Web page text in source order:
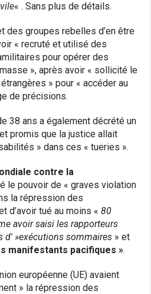
« . Sans plus de détails.
des groupes rebelles d’en être
« recruté et utilisé des
pour opérer des
», après avoir « sollicité le
» pour « accéder au
de précisions.
38 ans a également décrété un
promis que la justice allait
» dans ces « tueries ».
contre la
le pouvoir de « graves violation
la répression des
d’avoir tué au moins «80
avoir saisi les rapporteurs
d' »exécutions sommaires » et
manifestants pacifiques ».
européenne (UE) avaient
» la répression des